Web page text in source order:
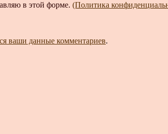
в этой форме. (Политика
ваши данные комментариев.